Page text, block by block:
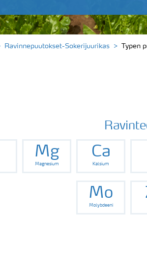
Ravinnepuutokset-Sokerijuurikas Typen
Mg
Magnesium
Ca
Kalsium
Mo
Molybdeeni